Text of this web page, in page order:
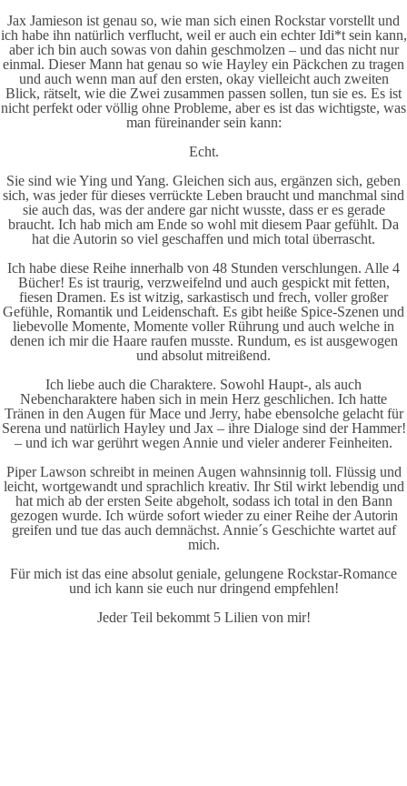
Jax Jamieson ist genau so, wie man sich einen Rockstar vorstellt und
ich habe ihn natürlich verflucht, weil er auch ein echter Idi*t sein kann,
aber ich bin auch sowas von dahin geschmolzen – und das nicht nur
einmal. Dieser Mann hat genau so wie Hayley ein Päckchen zu tragen
und auch wenn man auf den ersten, okay vielleicht auch zweiten
Blick, rätselt, wie die Zwei zusammen passen sollen, tun sie es. Es ist
nicht perfekt oder völlig ohne Probleme, aber es ist das wichtigste, was
man füreinander sein kann:
Echt.
Sie sind wie Ying und Yang. Gleichen sich aus, ergänzen sich, geben
sich, was jeder für dieses verrückte Leben braucht und manchmal sind
sie auch das, was der andere gar nicht wusste, dass er es gerade
braucht. Ich hab mich am Ende so wohl mit diesem Paar gefühlt. Da
hat die Autorin so viel geschaffen und mich total überrascht.
Ich habe diese Reihe innerhalb von 48 Stunden verschlungen. Alle 4
Bücher! Es ist traurig, verzweifelnd und auch gespickt mit fetten,
fiesen Dramen. Es ist witzig, sarkastisch und frech, voller großer
Gefühle, Romantik und Leidenschaft. Es gibt heiße Spice-Szenen und
liebevolle Momente, Momente voller Rührung und auch welche in
denen ich mir die Haare raufen musste. Rundum, es ist ausgewogen
und absolut mitreißend.
Ich liebe auch die Charaktere. Sowohl Haupt-, als auch
Nebencharaktere haben sich in mein Herz geschlichen. Ich hatte
Tränen in den Augen für Mace und Jerry, habe ebensolche gelacht für
Serena und natürlich Hayley und Jax – ihre Dialoge sind der Hammer!
– und ich war gerührt wegen Annie und vieler anderer Feinheiten.
Piper Lawson schreibt in meinen Augen wahnsinnig toll. Flüssig und
leicht, wortgewandt und sprachlich kreativ. Ihr Stil wirkt lebendig und
hat mich ab der ersten Seite abgeholt, sodass ich total in den Bann
gezogen wurde. Ich würde sofort wieder zu einer Reihe der Autorin
greifen und tue das auch demnächst. Annie´s Geschichte wartet auf
mich.
Für mich ist das eine absolut geniale, gelungene Rockstar-Romance
und ich kann sie euch nur dringend empfehlen!
Jeder Teil bekommt 5 Lilien von mir!